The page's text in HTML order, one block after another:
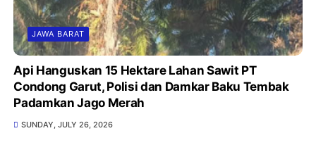
JAWA BARAT
Api Hanguskan 15 Hektare Lahan Sawit PT
Condong Garut, Polisi dan Damkar Baku Tembak
Padamkan Jago Merah
SUNDAY, JULY 26, 2026